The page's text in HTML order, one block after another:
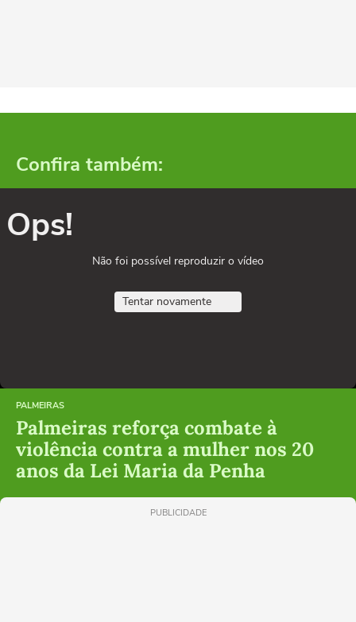
Confira também:
Ops!
Não foi possível reproduzir o vídeo
Tentar novamente
PALMEIRAS
Palmeiras reforça combate à
violência contra a mulher nos 20
anos da Lei Maria da Penha
PUBLICIDADE